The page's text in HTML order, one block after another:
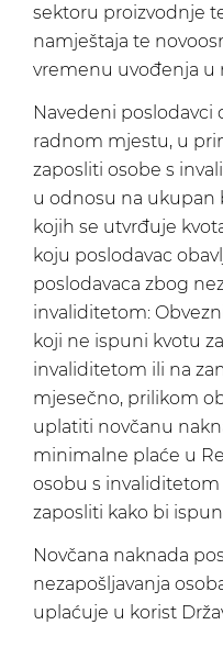
sektoru proizvodnje
namještaja te
vremenu uvođenja u
Navedeni
radnom mjestu, u
zaposliti osobe s
u odnosu na ukupan
kojih se utvrđuje
koju poslodavac
poslodavaca zbog
invaliditetom:
koji ne ispuni kvotu
invaliditetom ili na
mjesečno, prilikom
uplatiti novčanu
minimalne plaće u
osobu s invaliditetom
zaposliti kako bi
Novčana naknada
nezapošljavanja
uplaćuje u korist